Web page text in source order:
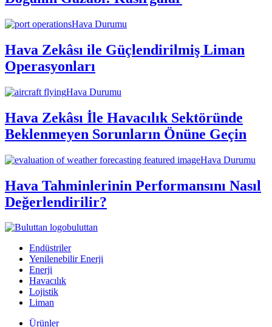
Hava Durumu
Hava Zekâsı ile Güçlendirilmiş Liman
Operasyonları
Hava Durumu
Hava Zekâsı İle Havacılık Sektöründe
Beklenmeyen Sorunların Önüne Geçin
Hava Durumu
Hava Tahminlerinin Performansını Nasıl
Değerlendirilir?
buluttan
Endüstriler
Yenilenebilir Enerji
Enerji
Havacılık
Lojistik
Liman
Ürünler